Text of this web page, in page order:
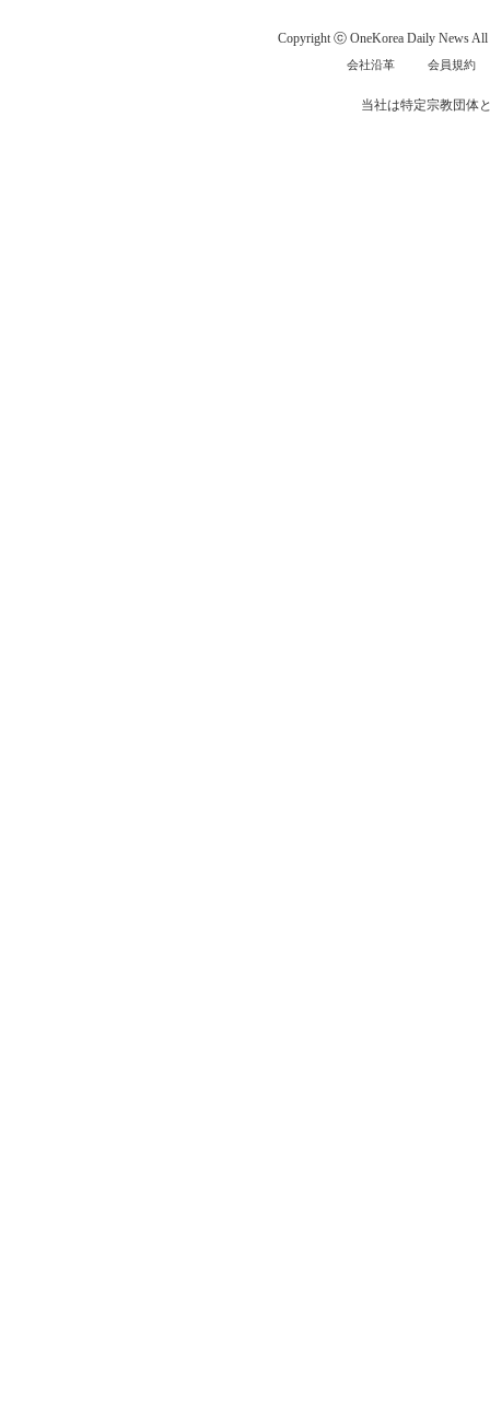
Copyright ⓒ OneKorea Daily News All
会社沿革 会員規約
当社は特定宗教団体